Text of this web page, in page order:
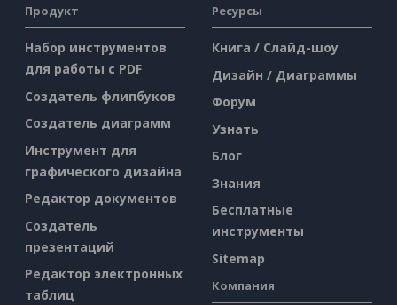
Продукт
Набор инструментов
для работы с PDF
Создатель флипбуков
Создатель диаграмм
Инструмент для
графического дизайна
Редактор документов
Создатель
презентаций
Редактор электронных
таблиц
Ресурсы
Книга / Слайд-шоу
Дизайн / Диаграммы
Форум
Узнать
Блог
Знания
Бесплатные
инструменты
Sitemap
Компания